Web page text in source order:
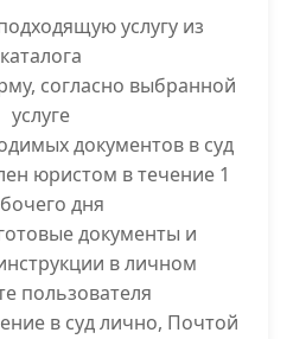
услугу из
каталога
согласно выбранной
услуге
документов в суд
юристом в течение 1
дня
документы и
в личном
пользователя
в суд лично, Почтой